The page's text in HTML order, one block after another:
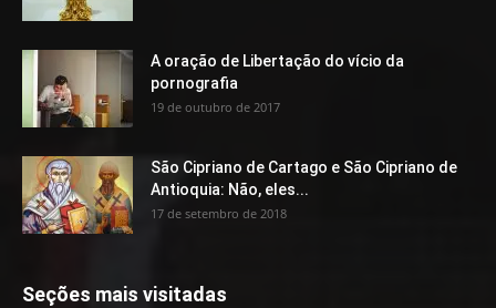
A oração de Libertação do vício da
pornografia
19 de outubro de 2017
São Cipriano de Cartago e São Cipriano de
Antioquia: Não, eles...
17 de setembro de 2018
Seções mais visitadas